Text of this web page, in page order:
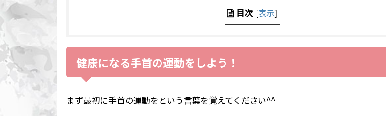
目次 [表示]
健康になる手首の運動をしよう！
まず最初に手首の運動をという言葉を覚えてください^^